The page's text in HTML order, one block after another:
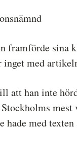
framförde
inget med
att han inte
med texten